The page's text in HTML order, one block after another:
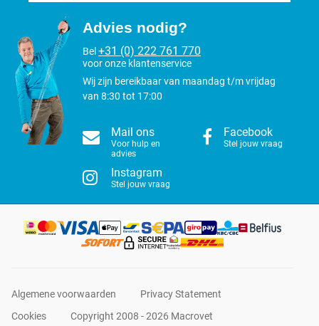
Advies nodig?
Bel +31 (0) 222 761 770
voor onze klantenservice
Wij zijn bereikbaar van maandag t/m vrijdag
van 8:30 tot 17:00
Mail ons
Voor hulp en
advies
Facebook
Stel jouw vraag
Instagram
Stel jouw vraag
Algemene voorwaarden
Privacy Statement
Cookies
Copyright 2008 - 2026 Macrovet